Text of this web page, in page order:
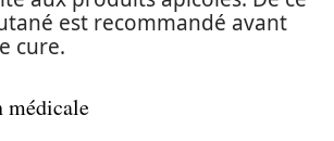
est recommandé avant
cure.
médicale